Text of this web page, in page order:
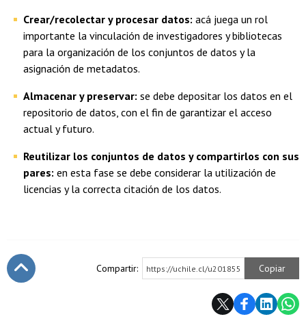
Crear/recolectar y procesar datos: acá juega un rol
importante la vinculación de investigadores y bibliotecas
para la organización de los conjuntos de datos y la
asignación de metadatos.
Almacenar y preservar: se debe depositar los datos en el
repositorio de datos, con el fin de garantizar el acceso
actual y futuro.
Reutilizar los conjuntos de datos y compartirlos con sus
pares: en esta fase se debe considerar la utilización de
licencias y la correcta citación de los datos.
Compartir: https://uchile.cl/u201855 Copiar